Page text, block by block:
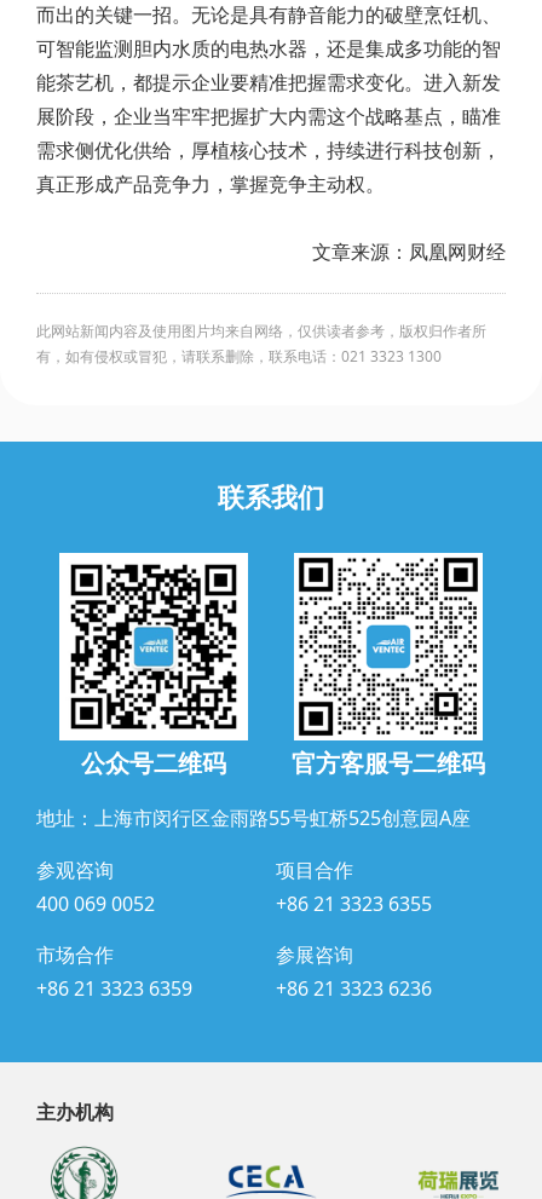
而出的关键一招。无论是具有静音能力的破壁烹饪机、
可智能监测胆内水质的电热水器，还是集成多功能的智
能茶艺机，都提示企业要精准把握需求变化。进入新发
展阶段，企业当牢牢把握扩大内需这个战略基点，瞄准
需求侧优化供给，厚植核心技术，持续进行科技创新，
真正形成产品竞争力，掌握竞争主动权。
文章来源：凤凰网财经
此网站新闻内容及使用图片均来自网络，仅供读者参考，版权归作者所
有，如有侵权或冒犯，请联系删除，联系电话：021 3323 1300
联系我们
公众号二维码 官方客服号二维码
地址：上海市闵行区金雨路55号虹桥525创意园A座
参观咨询
400 069 0052
项目合作
+86 21 3323 6355
市场合作
+86 21 3323 6359
参展咨询
+86 21 3323 6236
主办机构